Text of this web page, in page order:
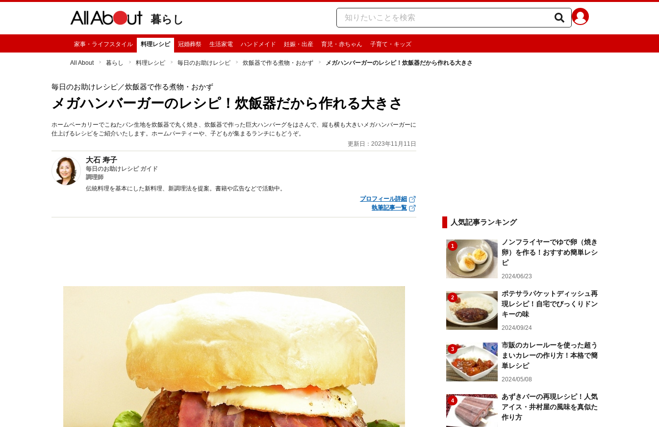
暮らし
家事・ライフスタイル 料理レシピ 冠婚葬祭 生活家電 ハンドメイド 妊娠・出産 育児・赤ちゃん 子育て・キッズ
All About 暮らし 料理レシピ 毎日のお助けレシピ 炊飯器で作る煮物・おかず メガハンバーガーのレシピ！炊飯器だから作れる大きさ
毎日のお助けレシピ／炊飯器で作る煮物・おかず
メガハンバーガーのレシピ！炊飯器だから作れる大きさ
ホームベーカリーでこねたパン生地を炊飯器で丸く焼き、炊飯器で作った巨大ハンバーグをはさんで、縦も横も大きいメガハンバーガーに
仕上げるレシピをご紹介いたします。ホームパーティーや、子どもが集まるランチにもどうぞ。
更新日：2023年11月11日
大石 寿子
毎日のお助けレシピ ガイド
調理師
伝統料理を基本にした新料理、新調理法を提案。書籍や広告などで活動中。
プロフィール詳細
執筆記事一覧
人気記事ランキング
1
ノンフライヤーでゆで卵（焼き
卵）を作る！おすすめ簡単レシ
ピ
2024/06/23
2
ポテサラパケットディッシュ再
現レシピ！自宅でびっくりドン
キーの味
2024/09/24
3
市販のカレールーを使った超う
まいカレーの作り方！本格で簡
単レシピ
2024/05/08
4
あずきバーの再現レシピ！人気
アイス・井村屋の風味を真似た
作り方